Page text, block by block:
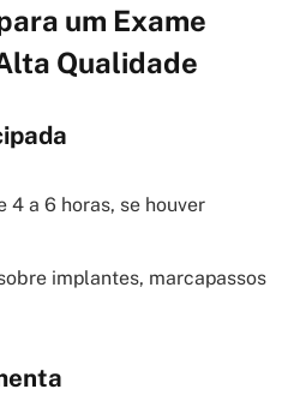
um Exame
Qualidade
4 a 6 horas, se houver
implantes, marcapassos